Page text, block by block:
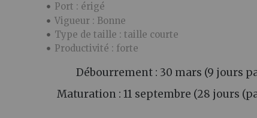
Port : érigé
Vigueur : Bonne
Type de taille : taille courte
Productivité : forte
Débourrement : 30 mars (9 jours
Maturation : 11 septembre (28 jours